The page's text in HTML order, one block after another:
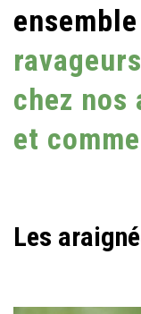
chez nos
et
Les